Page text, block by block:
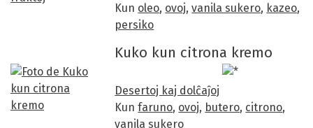
Kun oleo, ovoj,vanila sukero, kazeo,
persiko
Kuko kun citrona kremo
Desertoj kaj dolĉaĵoj
Kunfaruno, ovoj, butero, citrono,
vanila sukero